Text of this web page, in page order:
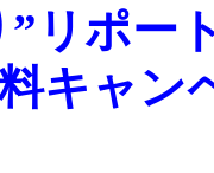
”リポー
キャン